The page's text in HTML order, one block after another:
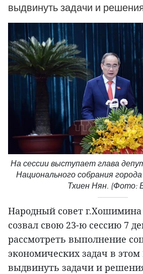
выдвинуть задачи и
На сессии выступает глава
Национального собрания
Тхиен Нян. (Фото:
Народный совет г.Хошимина
созвал свою 23-ю сессию 7
рассмотреть выполнение
экономических задач в этом
выдвинуть задачи и